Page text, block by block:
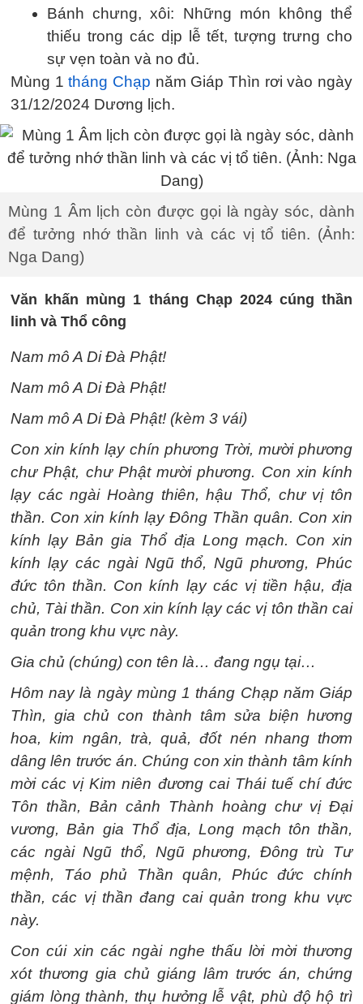
Bánh chưng, xôi: Những món không thể
thiếu trong các dịp lễ tết, tượng trưng cho
sự vẹn toàn và no đủ.
Mùng 1tháng Chạp năm Giáp Thìn rơi vào ngày
31/12/2024 Dương lịch.
Mùng 1 Âm lịch còn được gọi là ngày sóc, dành
để tưởng nhớ thần linh và các vị tổ tiên. (Ảnh:
Nga Dang)
Văn khấn mùng 1 tháng Chạp 2024 cúng thần
linh và Thổ công
Nam mô A Di Đà Phật!
Nam mô A Di Đà Phật!
Nam mô A Di Đà Phật! (kèm 3 vái)
Con xin kính lạy chín phương Trời, mười phương
chư Phật, chư Phật mười phương. Con xin kính
lạy các ngài Hoàng thiên, hậu Thổ, chư vị tôn
thần. Con xin kính lạy Đông Thần quân. Con xin
kính lạy Bản gia Thổ địa Long mạch. Con xin
kính lạy các ngài Ngũ thổ, Ngũ phương, Phúc
đức tôn thần. Con kính lạy các vị tiền hậu, địa
chủ, Tài thần. Con xin kính lạy các vị tôn thần cai
quản trong khu vực này.
Gia chủ (chúng) con tên là… đang ngụ tại…
Hôm nay là ngày mùng 1 tháng Chạp năm Giáp
Thìn, gia chủ con thành tâm sửa biện hương
hoa, kim ngân, trà, quả, đốt nén nhang thơm
dâng lên trước án. Chúng con xin thành tâm kính
mời các vị Kim niên đương cai Thái tuế chí đức
Tôn thần, Bản cảnh Thành hoàng chư vị Đại
vương, Bản gia Thổ địa, Long mạch tôn thần,
các ngài Ngũ thổ, Ngũ phương, Đông trù Tư
mệnh, Táo phủ Thần quân, Phúc đức chính
thần, các vị thần đang cai quản trong khu vực
này.
Con cúi xin các ngài nghe thấu lời mời thương
xót thương gia chủ giáng lâm trước án, chứng
giám lòng thành, thụ hưởng lễ vật, phù độ hộ trì